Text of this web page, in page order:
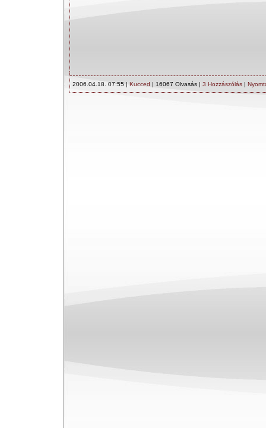
2006.04.18. 07:55 | Kucced | 16067 Olvasás | 3 Hozzászólás |